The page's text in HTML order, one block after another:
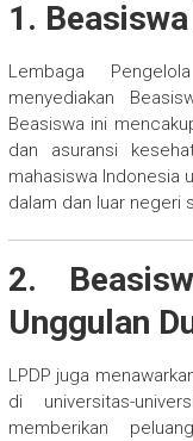
1.
Lembaga
menyediakan
Beasiswa ini
dan asuransi
mahasiswa Indonesia
dalam dan luar negeri
2.
Unggulan
LPDP juga
di universitas-
memberikan